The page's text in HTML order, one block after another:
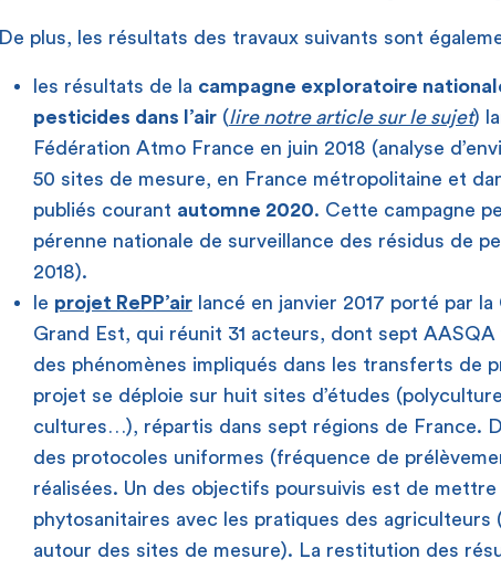
De plus, les résultats des travaux suivants sont
les résultats de la campagne exploratoire
pesticides dans l’air (lire notre article sur le sujet)
Fédération Atmo France en juin 2018 (analyse
50 sites de mesure, en France métropolitaine et
publiés courant automne 2020. Cette campagne
pérenne nationale de surveillance des résidus de
2018).
le projet RePP’air lancé en janvier 2017 porté par
Grand Est, qui réunit 31 acteurs, dont sept AASQA
des phénomènes impliqués dans les transferts de
projet se déploie sur huit sites d’études
cultures…), répartis dans sept régions de France.
des protocoles uniformes (fréquence de
réalisées. Un des objectifs poursuivis est de
phytosanitaires avec les pratiques des
autour des sites de mesure). La restitution des